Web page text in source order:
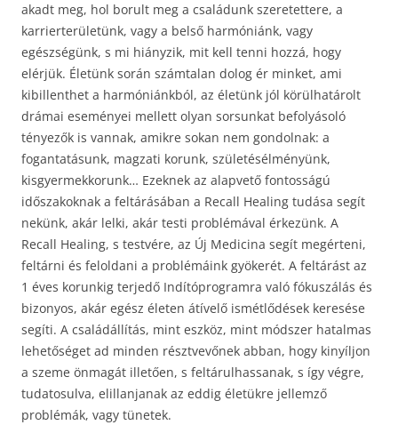
akadt meg, hol borult meg a családunk szeretettere, a
karrierterületünk, vagy a belső harmóniánk, vagy
egészségünk, s mi hiányzik, mit kell tenni hozzá, hogy
elérjük. Életünk során számtalan dolog ér minket, ami
kibillenthet a harmóniánkból, az életünk jól körülhatárolt
drámai eseményei mellett olyan sorsunkat befolyásoló
tényezők is vannak, amikre sokan nem gondolnak: a
fogantatásunk, magzati korunk, születésélményünk,
kisgyermekkorunk… Ezeknek az alapvető fontosságú
időszakoknak a feltárásában a Recall Healing tudása segít
nekünk, akár lelki, akár testi problémával érkezünk. A
Recall Healing, s testvére, az Új Medicina segít megérteni,
feltárni és feloldani a problémáink gyökerét. A feltárást az
1 éves korunkig terjedő Indítóprogramra való fókuszálás és
bizonyos, akár egész életen átívelő ismétlődések keresése
segíti. A családállítás, mint eszköz, mint módszer hatalmas
lehetőséget ad minden résztvevőnek abban, hogy kinyíljon
a szeme önmagát illetően, s feltárulhassanak, s így végre,
tudatosulva, elillanjanak az eddig életükre jellemző
problémák, vagy tünetek.